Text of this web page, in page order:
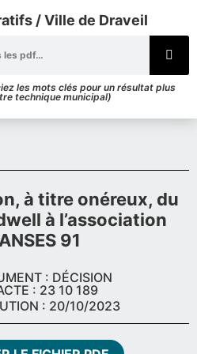
/ Ville de Draveil
les mots clés pour un résultat plus
technique municipal)
à titre onéreux, du
à l’association
91
: DÉCISION
: 23 10 189
: 20/10/2023